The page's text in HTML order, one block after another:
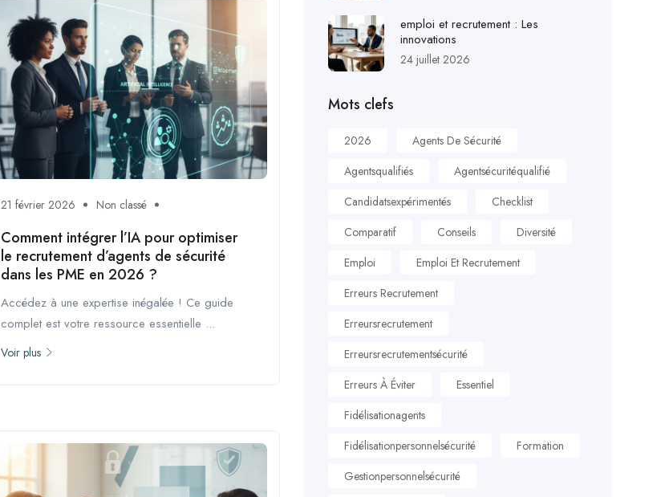
21 février 2026 Non classé
Comment intégrer l’IA pour optimiser
le recrutement d’agents de sécurité
dans les PME en 2026 ?
Accédez à une expertise inégalée ! Ce guide
complet est votre ressource essentielle ...
Voir plus
emploi et recrutement : Les
innovations
24 juillet 2026
Mots clefs
2026
Agents De Sécurité
Agentsqualifiés
Agentsécuritéqualifié
Candidatsexpérimentés
Checklist
Comparatif
Conseils
Diversité
Emploi
Emploi Et Recrutement
Erreurs Recrutement
Erreursrecrutement
Erreursrecrutementsécurité
Erreurs À Éviter
Essentiel
Fidélisationagents
Fidélisationpersonnelsécurité
Formation
Gestionpersonnelsécurité